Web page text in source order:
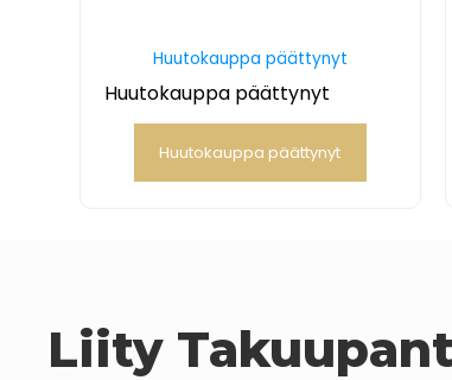
Huutokauppa päättynyt
Huutokauppa päättynyt
Huutokauppa päättynyt
Liity